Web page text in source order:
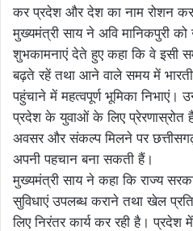
कर प्रदेश और देश का नाम रोशन
मुख्यमंत्री साय ने अवि मानिकपुरी
शुभकामनाएं देते हुए कहा कि वे
बढ़ते रहें तथा आने वाले समय में
पहुंचाने में महत्वपूर्ण भूमिका निभाएं।
प्रदेश के युवाओं के लिए प्रेरणास्रोत
अवसर और संकल्प मिलने पर
अपनी पहचान बना सकती हैं।
मुख्यमंत्री साय ने कहा कि राज्य
सुविधाएं उपलब्ध कराने तथा खेल
लिए निरंतर कार्य कर रही है।